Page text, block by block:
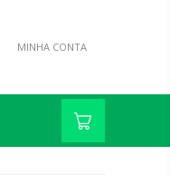
MINHA CONTA